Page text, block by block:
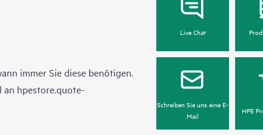
immer Sie diese benötigen.
an hpestore.quote-
Live Chat
Schreiben Sie uns eine E-
Mail
HPE